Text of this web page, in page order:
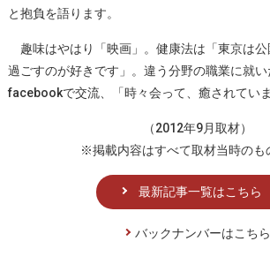
と抱負を語ります。
趣味はやはり「映画」。健康法は「東京は公
過ごすのが好きです」。違う分野の職業に就
facebookで交流、「時々会って、癒されていま
（2012年9月取材）
※掲載内容はすべて取材当時のも
最新記事一覧はこちら
バックナンバーはこちら